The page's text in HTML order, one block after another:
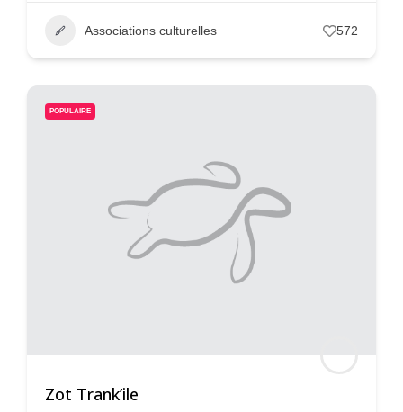
Associations culturelles 572
POPULAIRE
Zot Trank’ile